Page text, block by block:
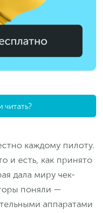
читать?
каждому пилоту.
и есть, как принято
дала миру чек-
поняли —
аппаратами